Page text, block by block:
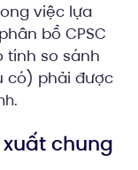
việc lựa
bổ CPSC
tính so sánh
có) phải được
.
chung